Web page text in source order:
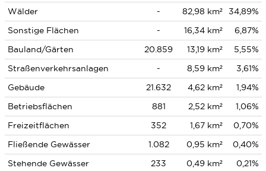
Wälder - 82,98 km²
34,89%
Sonstige Flächen
- 16,34 km²
6,87%
Bauland/Gärten
20.859 13,19 km²
5,55%
Straßenverkehrsanlagen
- 8,59 km²
3,61%
Gebäude
21.632 4,62 km²
1,94%
Betriebsflächen
881 2,52 km²
1,06%
Freizeitflächen
352 1,67 km²
0,70%
Fließende Gewässer
1.082 0,95 km²
0,40%
Stehende Gewässer
233 0,49 km²
0,21%